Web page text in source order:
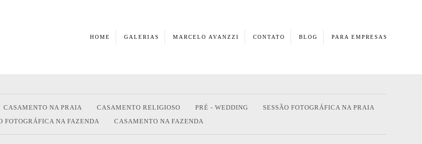
HOME GALERIAS MARCELO AVANZZI CONTATO BLOG PARA EMPRESAS
CASAMENTO NA PRAIA CASAMENTO RELIGIOSO PRÉ - WEDDING
SESSÃO FOTOGRÁFICA NA PRAIA
FOTOGRÁFICA NA FAZENDA
CASAMENTO NA FAZENDA